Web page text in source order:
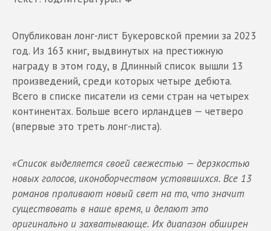
Опубликован лонг-лист Букеровской премии за 2023
год. Из 163 книг, выдвинутых на престижную
награду в этом году, в Длинный список вышли 13
произведений, среди которых четыре дебюта.
Всего в списке писатели из семи стран на четырех
континентах. Больше всего ирландцев — четверо
(впервые это треть лонг-листа).
«Список выделяется своей свежестью — дерзкостью
новых голосов, иконоборчеством устоявшихся. Все 13
романов проливают новый свет на то, что значит
существовать в наше время, и делают это
оригинально и захватывающе. Их диапазон обширен